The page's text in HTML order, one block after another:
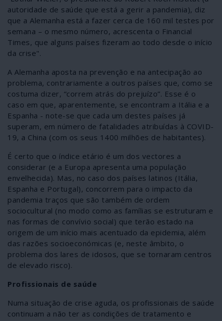
autoridade de saúde que está a gerir a pandemia), diz
que a Alemanha está a fazer cerca de 160 mil testes por
semana – o mesmo número, acrescenta o Financial
Times, que alguns países fizeram ao todo desde o início
da crise".
A Alemanha aposta na prevenção e na antecipação ao
problema, contrariamente a outros países que, como se
costuma dizer, “correm atrás do prejuízo”. Esse é o
caso em que, aparentemente, se encontram a Itália e a
Espanha - note-se que cada um destes países já
superam, em número de fatalidades atribuídas à COVID-
19, a China (com os seus 1400 milhões de habitantes).
É certo que o índice etário é um dos vectores a
considerar (e a Europa apresenta uma população
envelhecida). Mas, no caso dos países latinos (Itália,
Espanha e Portugal), concorrem para o impacto da
pandemia traços que são também de ordem
sociocultural (no modo como as famílias se estruturam e
nas formas de convívio social) que terão estado na
origem de um início mais acentuado da epidemia, além
das razões socioeconómicas (e, neste âmbito, o
problema dos lares de idosos, que se tornaram centros
de elevado risco).
Profissionais de saúde
Numa situação de crise aguda, os profissionais de saúde
continuam a não ter as condições de tratamento e